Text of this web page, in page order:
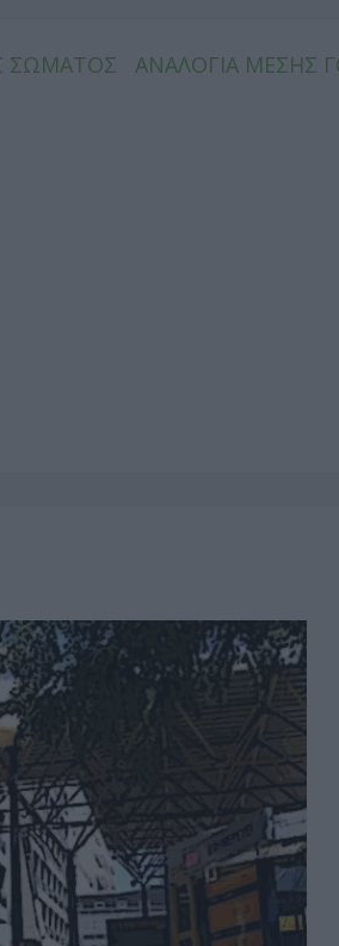
ΣΩΜΑΤΟΣ
ΑΝΑΛΟΓΙΑ ΜΕΣΗΣ